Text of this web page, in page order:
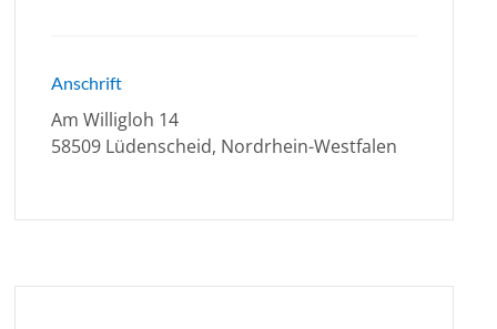
Anschrift
Am Willigloh 14
58509 Lüdenscheid, Nordrhein-Westfalen